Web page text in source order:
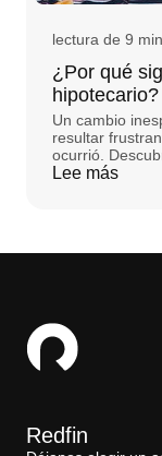
lectura de 9
¿Por qué
hipotecario?
Un cambio
resultar
ocurrió.
Lee más
Redfin